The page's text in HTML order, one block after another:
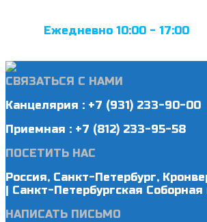
Ежедневно 10:00 - 17:00
СВЯЗАТЬСЯ С НАМИ
Канцелярия : +7 (931) 233-90-00
Приемная : +7 (812) 233-95-58
ПОСЕТИТЬ НАС
Россия, Санкт-Петербург,
| Санкт-Петербургская
НАПИСАТЬ ПИСЬМО